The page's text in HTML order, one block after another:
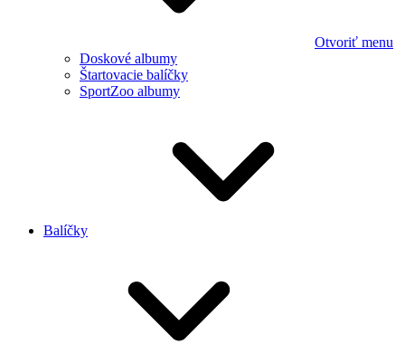
Otvoriť menu
Doskové albumy
Štartovacie balíčky
SportZoo albumy
Balíčky